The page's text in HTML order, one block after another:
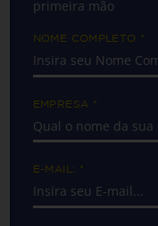
primeira mão
NOME COMPLETO *
EMPRESA *
E-MAIL: *